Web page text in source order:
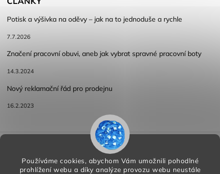
Používáme cookies, abychom Vám umožnili pohodlné
prohlížení webu a díky analýze provozu webu neustále
Potisk a výšivka na oděvy – jak na to jednoduše a rychle
7.7.2026
Značení pracovní obuvi, aneb jak vybrat spravné pracovní boty
14.3.2024
Nový reklamační řád pro prodejnu
16.2.2023
Reklamace a vracení zboží
Podmínky ochrany osobních údajů